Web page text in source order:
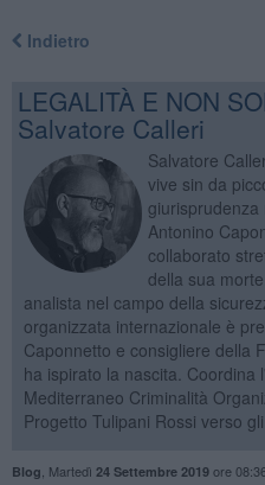
Indietro
LEGALITÀ E NON
Salvatore Calleri
Salvatore
vive sin da
giurisprudenza
Antonino
collaborato
della sua
analista nel campo della
organizzata internazionale è
Caponnetto e consigliere della
ha ispirato la nascita. Coordina
Mediterraneo Criminalità
Progetto Tulipani Rossi verso
Blog Martedì 24 Settembre 2019ore